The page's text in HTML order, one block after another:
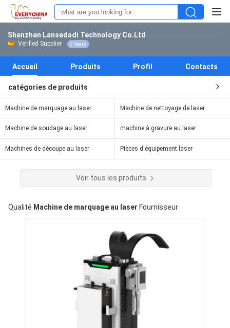
Shenzhen Lansedadi Technology Co.Ltd
Verified Supplier 2 Years
Accueil Produits Profil Contacts
catégories de produits
Machine de marquage au laser Machine de nettoyage de laser
Machine de soudage au laser machine à gravure au laser
Machines de découpe au laser Pièces d'équipement laser
Voir tous les produits
Qualité Machine de marquage au laser Fournisseur